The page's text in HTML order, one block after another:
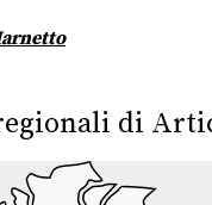
di